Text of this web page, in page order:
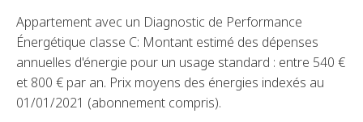
Appartement avec un Diagnostic de Performance
Énergétique classe C: Montant estimé des dépenses
annuelles d'énergie pour un usage standard : entre 540 €
et 800 € par an. Prix moyens des énergies indexés au
01/01/2021 (abonnement compris).